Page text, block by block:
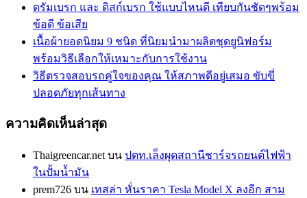
ดรัมเบรก และ ดิสก์เบรก ใช้แบบไหนดี เทียบกันชัดๆพร้อม
ข้อดี ข้อเสีย
เนื้อผ้ายอดนิยม 9 ชนิด ที่นิยมนำมาผลิตชุดยูนิฟอร์ม
พร้อมวิธีเลือกให้เหมาะกับการใช้งาน
วิธีตรวจสอบรถคู่ใจของคุณ ให้สภาพดีอยู่เสมอ ขับขี่
ปลอดภัยทุกเส้นทาง
ความคิดเห็นล่าสุด
Thaigreencar.net บน ปตท.เล็งผุดสถานีชาร์จรถยนต์ไฟฟ้า
ในปั้มน้ำมัน
prem726 บน เทสล่า หั่นราคา Tesla Model X ลงอีก สาม